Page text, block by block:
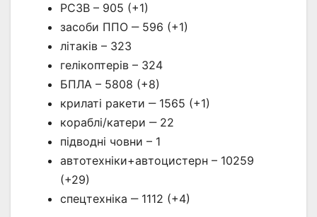
РСЗВ – 905 (+1)
засоби ППО ‒ 596 (+1)
літаків – 323
гелікоптерів – 324
БПЛА – 5808 (+8)
крилаті ракети ‒ 1565 (+1)
кораблі/катери ‒ 22
підводні човни – 1
автотехніки+автоцистерн – 10259
(+29)
спецтехніка ‒ 1112 (+4)